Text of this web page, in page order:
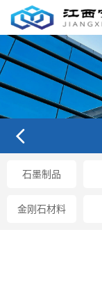
石墨制品
金刚石材料